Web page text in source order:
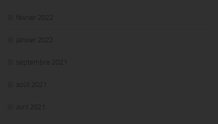
février 2022
janvier 2022
septembre 2021
août 2021
avril 2021